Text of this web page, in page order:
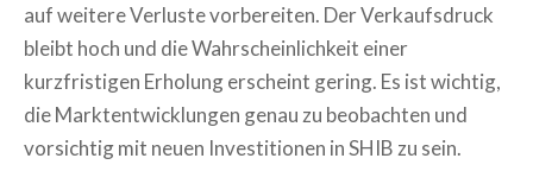
auf weitere Verluste vorbereiten. Der Verkaufsdruck
bleibt hoch und die Wahrscheinlichkeit einer
kurzfristigen Erholung erscheint gering. Es ist wichtig,
die Marktentwicklungen genau zu beobachten und
vorsichtig mit neuen Investitionen in SHIB zu sein.